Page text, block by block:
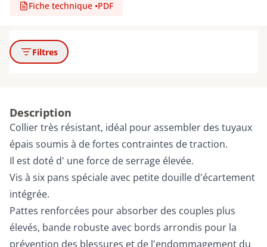
Fiche technique •PDF
Filtres
Description
Collier très résistant, idéal pour assembler des tuyaux
épais soumis à de fortes contraintes de traction.
Il est doté d' une force de serrage élevée.
Vis à six pans spéciale avec petite douille d'écartement
intégrée.
Pattes renforcées pour absorber des couples plus
élevés, bande robuste avec bords arrondis pour la
prévention des blessures et de l'endommagement du